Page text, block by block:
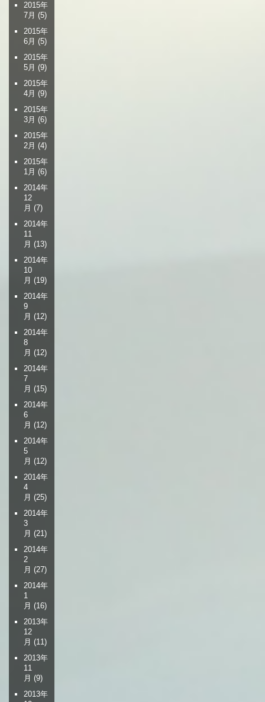
2015年
7月 (5)
2015年
6月 (5)
2015年
5月 (9)
2015年
4月 (9)
2015年
3月 (6)
2015年
2月 (4)
2015年
1月 (6)
2014年
12
月 (7)
2014年
11
月 (13)
2014年
10
月 (19)
2014年
9
月 (12)
2014年
8
月 (12)
2014年
7
月 (15)
2014年
6
月 (12)
2014年
5
月 (12)
2014年
4
月 (25)
2014年
3
月 (21)
2014年
2
月 (27)
2014年
1
月 (16)
2013年
12
月 (11)
2013年
11
月 (9)
2013年